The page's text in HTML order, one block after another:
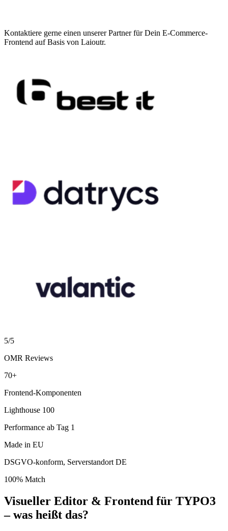
Kontaktiere gerne einen unserer Partner für Dein E-Commerce-
Frontend auf Basis von Laioutr.
5/5
OMR Reviews
70+
Frontend-Komponenten
Lighthouse 100
Performance ab Tag 1
Made in EU
DSGVO-konform, Serverstandort DE
100% Match
Visueller Editor & Frontend für TYPO3
– was heißt das?